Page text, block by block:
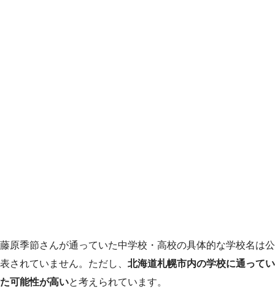
藤原季節さんが通っていた中学校・高校の具体的な学校名は公
表されていません。ただし、 北海道札幌市内の学校に通ってい
た可能性が高いと考えられています。